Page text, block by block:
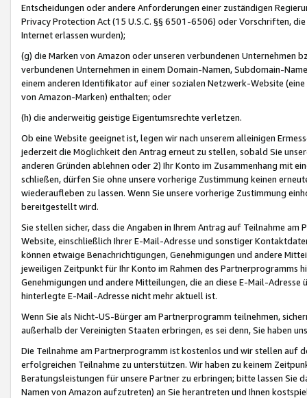
Entscheidungen oder andere Anforderungen einer zuständigen
Privacy Protection Act (15 U.S.C. §§ 6501-6506) oder Vorschriften,
Internet erlassen wurden);
(g) die Marken von Amazon oder unseren verbundenen Unternehmen
verbundenen Unternehmen in einem Domain-Namen, Subdomain-
einem anderen Identifikator auf einer sozialen Netzwerk-Website
von Amazon-Marken) enthalten; oder
(h) die anderweitig geistige Eigentumsrechte verletzen.
Ob eine Website geeignet ist, legen wir nach unserem alleinigen
jederzeit die Möglichkeit den Antrag erneut zu stellen, sobald Sie
anderen Gründen ablehnen oder 2) Ihr Konto im Zusammenhang mit
schließen, dürfen Sie ohne unsere vorherige Zustimmung keinen
wiederaufleben zu lassen. Wenn Sie unsere vorherige Zustimmung
bereitgestellt wird.
Sie stellen sicher, dass die Angaben in Ihrem Antrag auf Teilnahme
Website, einschließlich Ihrer E-Mail-Adresse und sonstiger
können etwaige Benachrichtigungen, Genehmigungen und andere
jeweiligen Zeitpunkt für Ihr Konto im Rahmen des Partnerprogramms
Genehmigungen und andere Mitteilungen, die an diese E-Mail-
hinterlegte E-Mail-Adresse nicht mehr aktuell ist.
Wenn Sie als Nicht-US-Bürger am Partnerprogramm teilnehmen,
außerhalb der Vereinigten Staaten erbringen, es sei denn, Sie haben
Die Teilnahme am Partnerprogramm ist kostenlos und wir stellen auf
erfolgreichen Teilnahme zu unterstützen. Wir haben zu keinem
Beratungsleistungen für unsere Partner zu erbringen; bitte lassen Sie
Namen von Amazon aufzutreten) an Sie herantreten und Ihnen